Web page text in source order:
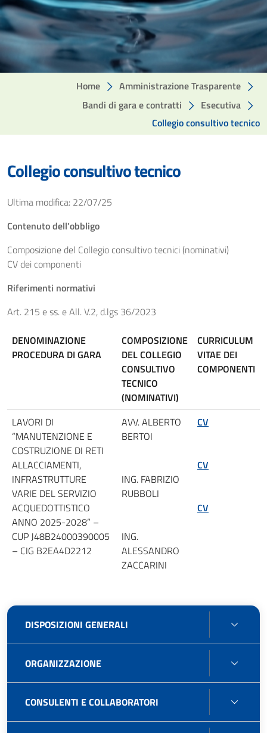
Home
Amministrazione Trasparente
Bandi di gara e contratti
Esecutiva
Collegio consultivo tecnico
DISPOSIZIONI GENERALI
ORGANIZZAZIONE
CONSULENTI E COLLABORATORI
Collegio consultivo tecnico
Ultima modifica: 22/07/25
Contenuto dell’obbligo
Composizione del Collegio consultivo tecnici (nominativi)
CV dei componenti
Riferimenti normativi
Art. 215 e ss. e All. V.2, d.lgs 36/2023
DENOMINAZIONE
PROCEDURA DI GARA
COMPOSIZIONE
DEL COLLEGIO
CONSULTIVO
TECNICO
(NOMINATIVI)
CURRICULUM
VITAE DEI
COMPONENTI
LAVORI DI
“MANUTENZIONE E
COSTRUZIONE DI RETI
ALLACCIAMENTI,
INFRASTRUTTURE
VARIE DEL SERVIZIO
ACQUEDOTTISTICO
ANNO 2025-2028” –
CUP J48B24000390005
– CIG B2EA4D2212
AVV. ALBERTO
BERTOI
ING. FABRIZIO
RUBBOLI
ING.
ALESSANDRO
ZACCARINI
CV
CV
CV